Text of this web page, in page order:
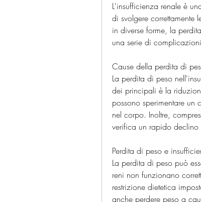
L'insufficienza renale è
di svolgere
in diverse forme, la
una serie di
Cause della perdita di
La perdita di peso
dei principali è la
possono sperimentare
nel corpo. Inoltre,
verifica un rapido declino
Perdita di peso e
La perdita di peso può
reni non funzionano
restrizione dietetica
anche perdere peso a